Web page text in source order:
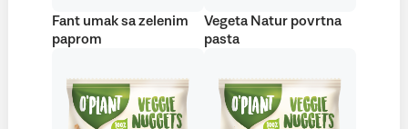
Fant umak sa zelenim
paprom
Vegeta Natur povrtna
pasta